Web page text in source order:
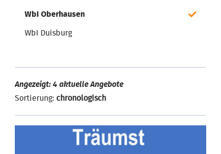
WbI Oberhausen
WbI Duisburg
Angezeigt: 4 aktuelle Angebote
Sortierung: chronologisch